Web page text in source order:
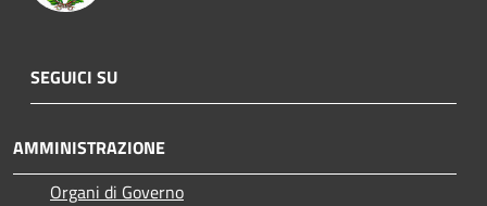
SEGUICI SU
AMMINISTRAZIONE
Organi di Governo